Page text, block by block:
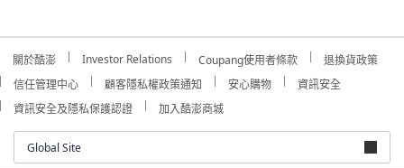
關於酷澎 Investor Relations Coupang使用者條款
退換貨政策
信任管理中心
顧客隱私權政策通知 安心購物
資訊安全
資訊安全及隱私保護認證
加入酷澎商城
Global Site